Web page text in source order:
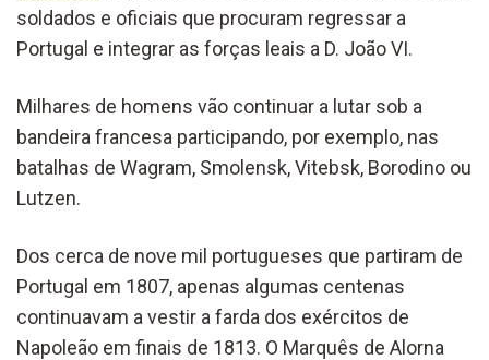
soldados e oficiais que procuram regressar a
Portugal e integrar as forças leais a D. João VI.
Milhares de homens vão continuar a lutar sob a
bandeira francesa participando, por exemplo, nas
batalhas de Wagram, Smolensk, Vitebsk, Borodino ou
Lutzen.
Dos cerca de nove mil portugueses que partiram de
Portugal em 1807, apenas algumas centenas
continuavam a vestir a farda dos exércitos de
Napoleão em finais de 1813. O Marquês de Alorna